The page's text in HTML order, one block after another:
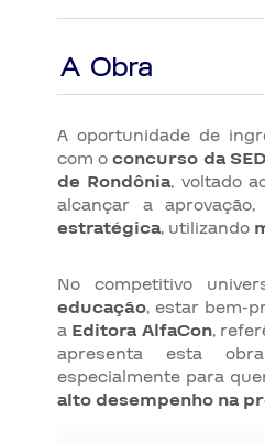
A Obra
A oportunidade de
com oconcurso da
de Rondônia, voltado
alcançar a
estratégica, utilizando
No competitivo
educação, estar bem-
a Editora AlfaCon,
apresenta esta
especialmente para
alto desempenho na